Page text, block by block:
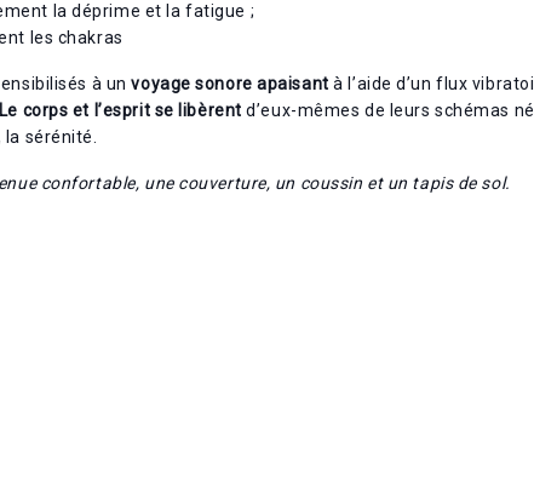
la déprime et la fatigue ;
les chakras
à unvoyage sonore apaisant à l’aide d’un flux
Le corps et l’esprit se libèrent d’eux-mêmes de leurs schémas
sérénité.
confortable, une couverture, un coussin et un tapis de sol.